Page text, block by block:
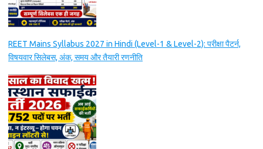
REET Mains Syllabus 2027 in Hindi (Level-1 & Level-2): परीक्षा पैटर्न,
विषयवार सिलेबस, अंक, समय और तैयारी रणनीति